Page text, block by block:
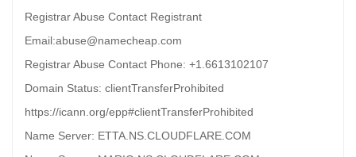
Registrar Abuse Contact Registrant
Email:abuse@namecheap.com
Registrar Abuse Contact Phone: +1.6613102107
Domain Status: clientTransferProhibited
https://icann.org/epp#clientTransferProhibited
Name Server: ETTA.NS.CLOUDFLARE.COM